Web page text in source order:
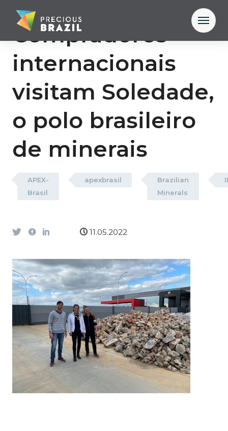
Compradores
internacionais
visitam Soledade,
o polo brasileiro
de minerais
APEX-
Brasil
apexbrasil
Brazilian
Minerals
11.05.2022